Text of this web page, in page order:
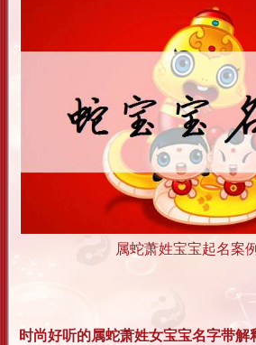
属蛇萧姓宝宝起名案
时尚好听的属蛇萧姓女宝宝名字带解